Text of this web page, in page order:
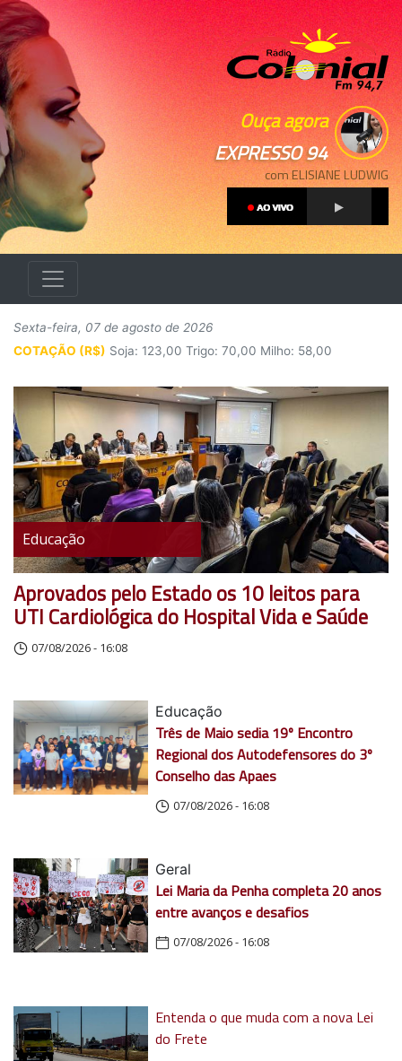
Ouça agora
EXPRESSO 94
com ELISIANE LUDWIG
Sexta-feira, 07 de agosto de 2026
COTAÇÃO (R$) Soja: 123,00 Trigo: 70,00 Milho: 58,00
Educação
Aprovados pelo Estado os 10 leitos para
UTI Cardiológica do Hospital Vida e Saúde
07/08/2026 - 16:08
Educação
Três de Maio sedia 19º Encontro
Regional dos Autodefensores do 3º
Conselho das Apaes
07/08/2026 - 16:08
Geral
Lei Maria da Penha completa 20 anos
entre avanços e desafios
07/08/2026 - 16:08
Entenda o que muda com a nova Lei
do Frete